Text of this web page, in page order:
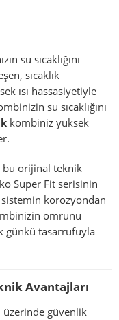
su sıcaklığını
sıcaklık
ısı hassasiyetiyle
su sıcaklığını
kombiniz yüksek
bu orijinal teknik
Super Fit serisinin
sistemin korozyondan
ömrünü
günkü tasarrufuyla
Avantajları
güvenlik